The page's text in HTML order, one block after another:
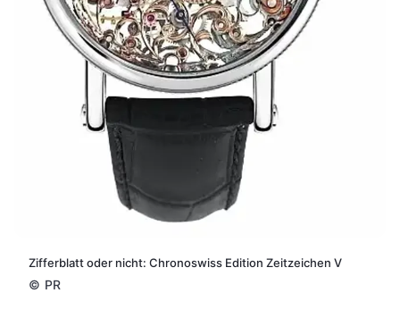
Zifferblatt oder nicht: Chronoswiss Edition Zeitzeichen V
© PR